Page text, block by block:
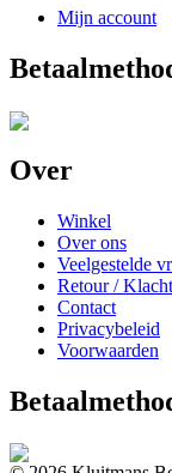
Mijn account
Over
Winkel
Over ons
Veelgestelde
Retour /
Contact
Privacybeleid
Voorwaarden